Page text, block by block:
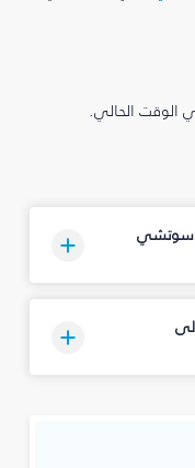
الوقت الحالي.
سوتشي